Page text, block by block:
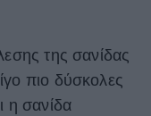
της σανίδας
πιο δύσκολες
η σανίδα